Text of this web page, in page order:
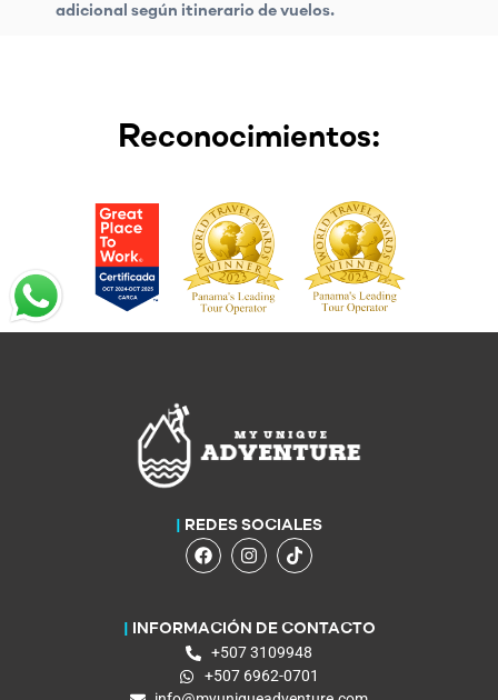
adicional según itinerario de vuelos.
Reconocimientos:
REDES SOCIALES
INFORMACIÓN DE CONTACTO
+507 3109948
+507 6962-0701